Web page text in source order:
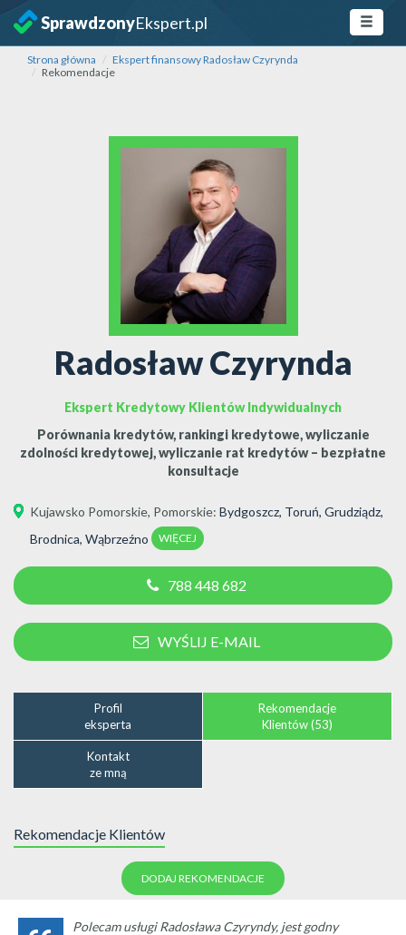
SprawdzonyEkspert.pl
Strona główna
Ekspert finansowy Radosław Czyrynda
Rekomendacje
Radosław Czyrynda
Ekspert Kredytowy Klientów Indywidualnych
Porównania kredytów, rankingi kredytowe, wyliczanie
zdolności kredytowej, wyliczanie rat kredytów – bezpłatne
konsultacje
Kujawsko Pomorskie, Pomorskie: Bydgoszcz, Toruń, Grudziądz,
Brodnica, Wąbrzeźno WIĘCEJ
788 448 682
WYŚLIJ E-MAIL
Profil
eksperta
Rekomendacje
Klientów (53)
Kontakt
ze mną
Rekomendacje Klientów
DODAJ REKOMENDACJE
Polecam usługi Radosława Czyryndy, jest godny